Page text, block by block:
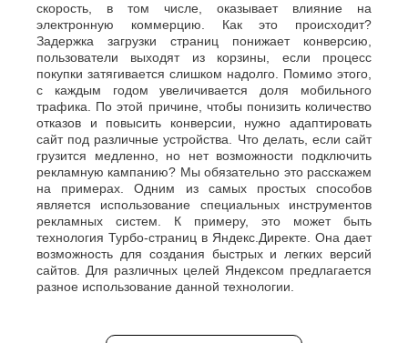
скорость, в том числе, оказывает влияние на
электронную коммерцию. Как это происходит?
Задержка загрузки страниц понижает конверсию,
пользователи выходят из корзины, если процесс
покупки затягивается слишком надолго. Помимо этого,
с каждым годом увеличивается доля мобильного
трафика. По этой причине, чтобы понизить количество
отказов и повысить конверсии, нужно адаптировать
сайт под различные устройства. Что делать, если сайт
грузится медленно, но нет возможности подключить
рекламную кампанию? Мы обязательно это расскажем
на примерах. Одним из самых простых способов
является использование специальных инструментов
рекламных систем. К примеру, это может быть
технология Турбо-страниц в Яндекс.Директе. Она дает
возможность для создания быстрых и легких версий
сайтов. Для различных целей Яндексом предлагается
разное использование данной технологии.